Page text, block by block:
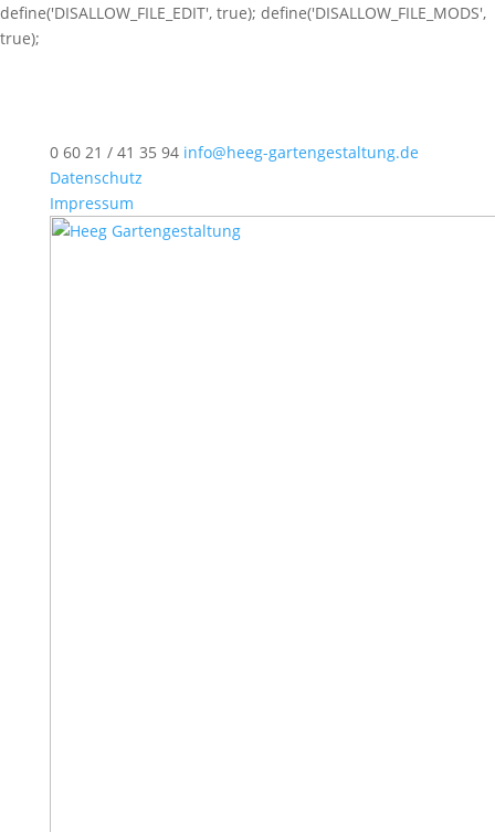
define('DISALLOW_FILE_EDIT', true); define('DISALLOW_FILE_MODS',
true);
0 60 21 / 41 35 94 info@heeg-gartengestaltung.de
Datenschutz
Impressum